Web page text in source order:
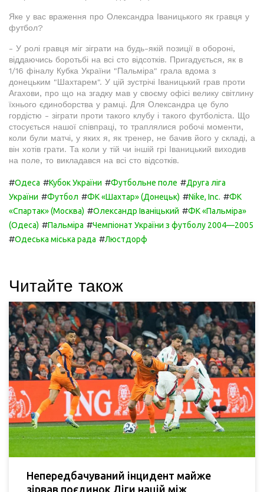
Яке у вас враження про Олександра Іваницького як гравця у
футбол?
- У ролі гравця міг зіграти на будь-якій позиції в обороні,
віддаючись боротьбі на всі сто відсотків. Пригадується, як в
1/16 фіналу Кубка України "Пальміра" грала вдома з
донецьким "Шахтарем". У цій зустрічі Іваницький грав проти
Агахови, про що на згадку мав у своєму офісі велику світлину
їхнього єдиноборства у рамці. Для Олександра це було
гордістю - зіграти проти такого клубу і такого футболіста. Що
стосується нашої співпраці, то траплялися робочі моменти,
коли були матчі, у яких я, як тренер, не бачив його у складі, а
він хотів грати. Та коли у тій чи іншій грі Іваницький виходив
на поле, то викладався на всі сто відсотків.
#Одеса #Кубок України #Футбольне поле #Друга ліга
України #Футбол #ФК «Шахтар» (Донецьк) #Nike, Inc. #ФК
«Спартак» (Москва) #Олександр Іваніцький #ФК «Пальміра»
(Одеса) #Пальміра #Чемпіонат України з футболу 2004—2005
#Одеська міська рада #Люстдорф
Читайте також
Непередбачуваний інцидент майже
зірвав поєдинок Ліги націй між